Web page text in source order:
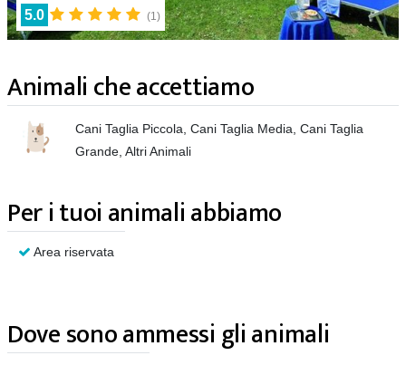
5.0 (1)
Animali che accettiamo
Cani Taglia Piccola, Cani Taglia Media, Cani Taglia
Grande, Altri Animali
Per i tuoi animali abbiamo
Area riservata
Dove sono ammessi gli animali